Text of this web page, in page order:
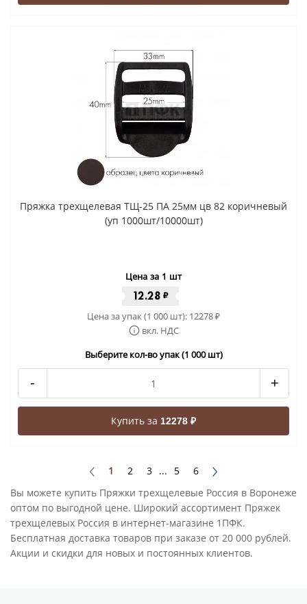
Пряжка трехщелевая ТЩ-25 ПА 25мм цв 82 коричневый
(уп 1000шт/10000шт)
Цена за 1 шт
12.28 ₽
Цена за упак (1 000 шт): 12278₽
вкл. НДС
Выберите кол-во упак (1 000 шт)
- +
Купить за 12278 ₽
1 2 3 ... 5
6
Вы можете купить Пряжки трехщелевые Россия в Воронеже
оптом по выгодной цене. Широкий ассортимент Пряжек
трехщелевых Россия в интернет-магазине 1ПФК.
Бесплатная доставка товаров при заказе от 20 000 рублей.
Акции и скидки для новых и постоянных клиентов.